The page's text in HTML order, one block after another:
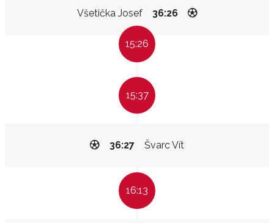
Všetička Josef 36:26
15:26
15:37
Švarc Vít
36:27
16:13